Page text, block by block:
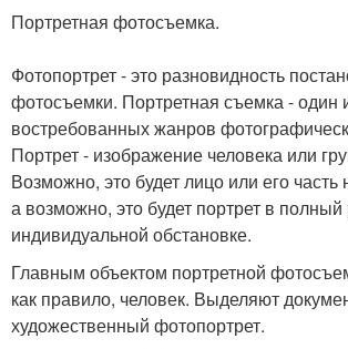
Портретная фотосъемка.
Фотопортрет - это разновидность
фотосъемки. Портретная съемка - один
востребованных жанров
Портрет - изображение человека или
Возможно, это будет лицо или его
а возможно, это будет портрет в полный
индивидуальной обстановке.
Главным объектом портретной
как правило, человек. Выделяют
художественный фотопортрет.